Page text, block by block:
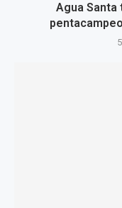
Agua Santa